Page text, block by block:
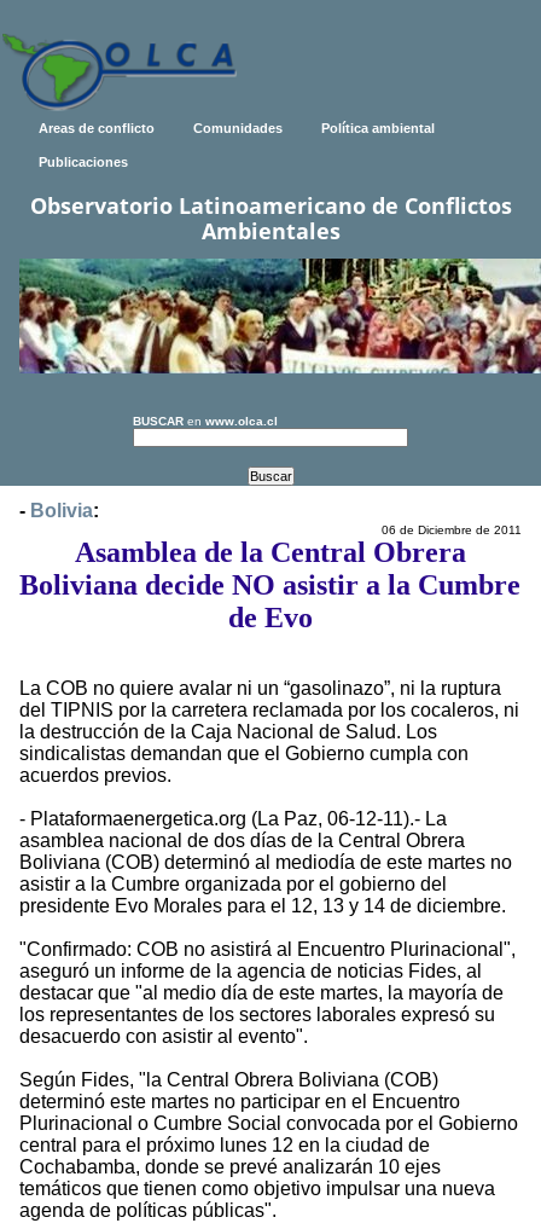
Areas de conflicto Comunidades Política ambiental
Publicaciones
Observatorio Latinoamericano de Conflictos
Ambientales
BUSCAR en www.olca.cl
- Bolivia:
06 de Diciembre de 2011
Asamblea de la Central Obrera
Boliviana decide NO asistir a la Cumbre
de Evo
La COB no quiere avalar ni un “gasolinazo”, ni la ruptura
del TIPNIS por la carretera reclamada por los cocaleros, ni
la destrucción de la Caja Nacional de Salud. Los
sindicalistas demandan que el Gobierno cumpla con
acuerdos previos.
- Plataformaenergetica.org (La Paz, 06-12-11).- La
asamblea nacional de dos días de la Central Obrera
Boliviana (COB) determinó al mediodía de este martes no
asistir a la Cumbre organizada por el gobierno del
presidente Evo Morales para el 12, 13 y 14 de diciembre.
"Confirmado: COB no asistirá al Encuentro Plurinacional",
aseguró un informe de la agencia de noticias Fides, al
destacar que "al medio día de este martes, la mayoría de
los representantes de los sectores laborales expresó su
desacuerdo con asistir al evento".
Según Fides, "la Central Obrera Boliviana (COB)
determinó este martes no participar en el Encuentro
Plurinacional o Cumbre Social convocada por el Gobierno
central para el próximo lunes 12 en la ciudad de
Cochabamba, donde se prevé analizarán 10 ejes
temáticos que tienen como objetivo impulsar una nueva
agenda de políticas públicas".